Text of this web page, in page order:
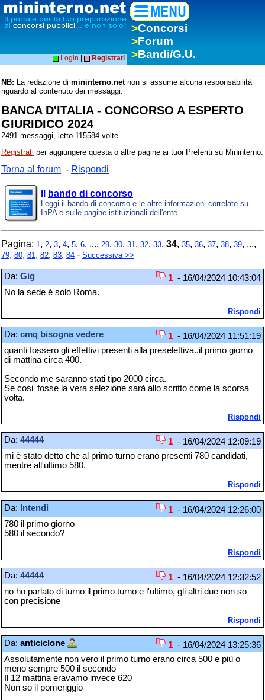
>Concorsi
>Forum
>Bandi/G.U.
Login Registrati
NB: La redazione di mininterno.netnon si assume alcuna responsabilità
riguardo al contenuto dei messaggi.
BANCA D'ITALIA - CONCORSO A ESPERTO
GIURIDICO 2024
2491 messaggi, letto 115584 volte
Registrati per aggiungere questa o altre pagine ai tuoi Preferiti su Mininterno.
Torna al forum - Rispondi
bando di concorso
Leggi il bando di concorso e le altre informazioni correlate su
InPA e sulle pagine istituzionali dell'ente.
Pagina: 1, 2, 3, 4, 5, 6, ..., 29, 30, 31, 32, 33, 34, 35, 36, 37, 38, 39, ...,
79, 80, 81, 82, 83, 84 - Successiva >>
Da: Gig 1 - 16/04/2024 10:43:04
No la sede è solo Roma.
Rispondi
Da: cmq bisogna vedere 1 - 16/04/2024 11:51:19
quanti fossero gli effettivi presenti alla preselettiva..il primo giorno
di mattina circa 400.
Secondo me saranno stati tipo 2000 circa.
Se cosi' fosse la vera selezione sarà allo scritto come la scorsa
volta.
Rispondi
Da: 44444 1 - 16/04/2024 12:09:19
mi è stato detto che al primo turno erano presenti 780 candidati,
mentre all'ultimo 580.
Rispondi
Da: Intendi 1 - 16/04/2024 12:26:00
780 il primo giorno
580 il secondo?
Rispondi
Da: 44444 1 - 16/04/2024 12:32:52
no ho parlato di turno il primo turno e l'ultimo, gli altri due non so
con precisione
Rispondi
Da: anticiclone 1 - 16/04/2024 13:25:36
Assolutamente non vero il primo turno erano circa 500 e più o
meno sempre 500 il secondo
Il 12 mattina eravamo invece 620
Non so il pomeriggio